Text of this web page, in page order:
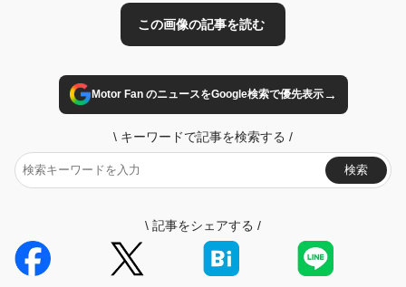
Motor Fan のニュースをGoogle検索で優先表示→
\ キーワードで記事を検索する /
検索
\ 記事をシェアする /